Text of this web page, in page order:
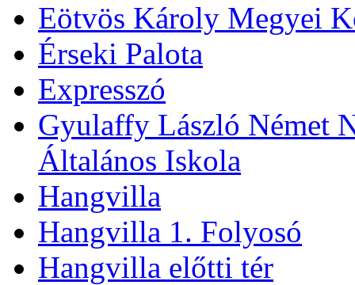
Eötvös Károly Megyei
Érseki Palota
Expresszó
Gyulaffy László Német
Általános Iskola
Hangvilla
Hangvilla 1. Folyosó
Hangvilla előtti tér